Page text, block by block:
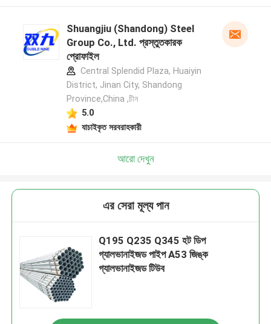
Shuangjiu (Shandong) Steel
Group Co., Ltd. প্রস্তুতকারক
প্রোফাইল
Central Splendid Plaza, Huaiyin
District, Jinan City, Shandong
Province,China ,চীন
5.0
যাচাইকৃত সরবরাহকারী
আরো দেখুন
এর সেরা মূল্য পান
Q195 Q235 Q345 হট ডিপ
গ্যালভানাইজড পাইপ A53 জিঙ্ক
গ্যালভানাইজড টিউব